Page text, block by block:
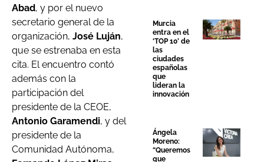
Abad, y por el nuevo
secretario general de la
organización, José Luján,
que se estrenaba en esta
cita. El encuentro contó
además con la
participación del
presidente de la CEOE,
Antonio Garamendi, y del
presidente de la
Comunidad Autónoma,
Murcia
entra en el
‘TOP 10’ de
las
ciudades
españolas
que
lideran la
innovación
Ángela
Moreno:
“Queremos
que